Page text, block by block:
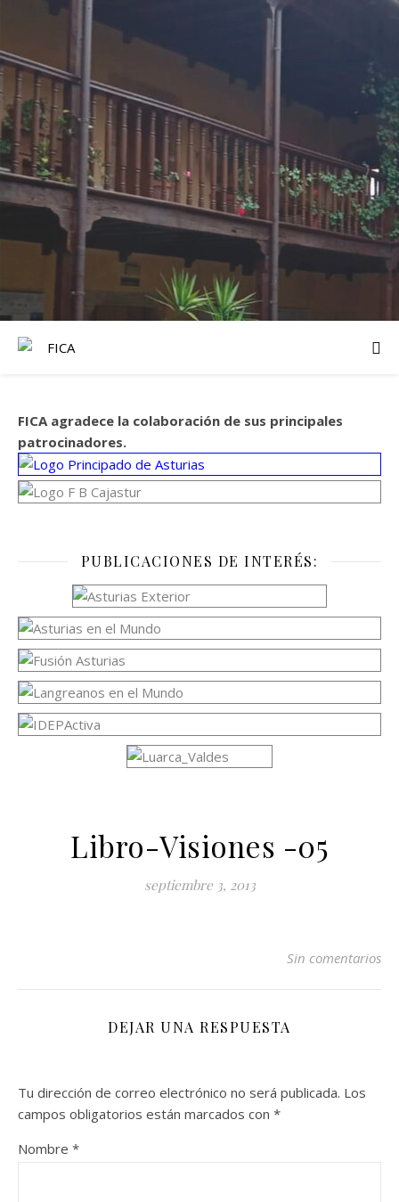
FICA agradece la colaboración de sus principales
patrocinadores.
PUBLICACIONES DE INTERÉS:
Libro-Visiones -05
septiembre 3, 2013
Sin comentarios
DEJAR UNA RESPUESTA
Tu dirección de correo electrónico no será publicada. Los
campos obligatorios están marcados con *
Nombre *